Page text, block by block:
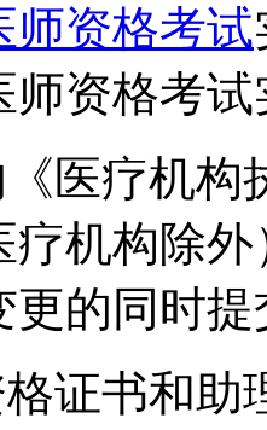
师资格考试
师资格考
医疗机
疗机构除
更的同时
证书和助